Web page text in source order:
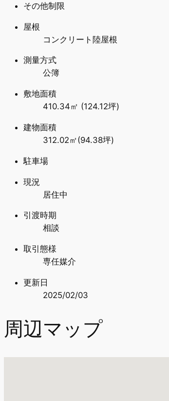
その他制限
屋根
コンクリート陸屋根
測量方式
公簿
敷地面積
410.34㎡ (124.12坪)
建物面積
312.02㎡(94.38坪)
駐車場
現況
居住中
引渡時期
相談
取引態様
専任媒介
更新日
2025/02/03
周辺マップ